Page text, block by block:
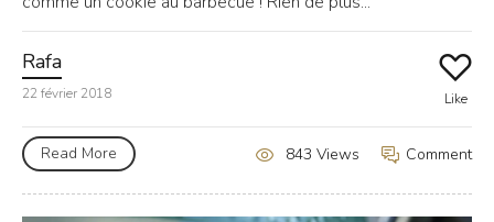
Rafa
22 février 2018 Like
Read More Comment
843 Views